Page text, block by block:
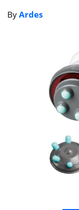
ByArdes